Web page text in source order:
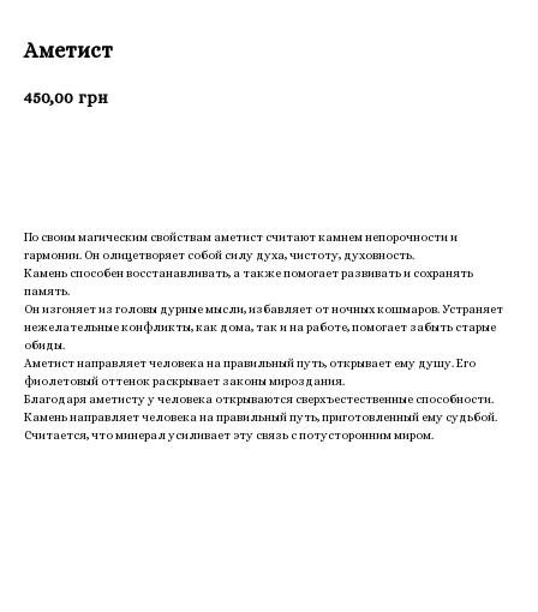
Аметист
450,00 грн
По своим магическим свойствам аметист считают камнем непорочности и
гармонии. Он олицетворяет собой силу духа, чистоту, духовность.
Камень способен восстанавливать, а также помогает развивать и сохранять
память.
Он изгоняет из головы дурные мысли, избавляет от ночных кошмаров. Устраняет
нежелательные конфликты, как дома, так и на работе, помогает забыть старые
обиды.
Аметист направляет человека на правильный путь, открывает ему душу. Его
фиолетовый оттенок раскрывает законы мироздания.
Благодаря аметисту у человека открываются сверхъестественные способности.
Камень направляет человека на правильный путь, приготовленный ему судьбой.
Считается, что минерал усиливает эту связь с потусторонним миром.